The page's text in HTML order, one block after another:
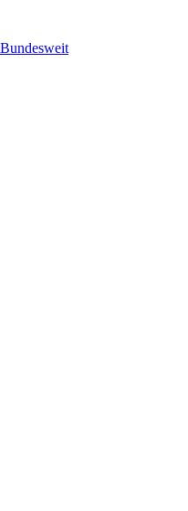
Bundesweit